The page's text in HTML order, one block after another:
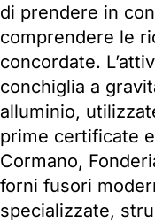
di prendere in
comprendere le
concordate.
conchiglia a
alluminio,
prime certificate
Cormano,
forni fusori
specializzate,